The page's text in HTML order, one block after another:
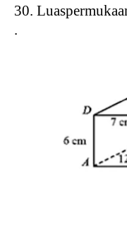
30.
.